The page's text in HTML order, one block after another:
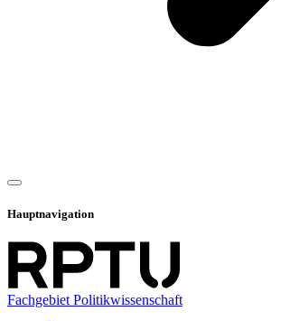
Hauptnavigation
Fachgebiet Politikwissenschaft